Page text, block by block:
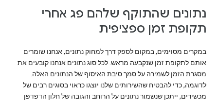
נתונים שהתוקף שלהם פג אחרי
תקופת זמן ספציפית
במקרים מסוימים, במקום לספק דרך למחוק נתונים, אנחנו שומרים
אותם לתקופת זמן שנקבעה מראש. לכל סוג נתונים אנחנו קובעים את
מסגרת הזמן לשמירה על סמך סיבת האיסוף של הנתונים האלה.
לדוגמה, כדי להבטיח שהשירותים שלנו יוצגו כראוי בסוגים רבים של
מכשירים, ייתכן שנשמור נתונים על הרוחב והגובה של חלון הדפדפן